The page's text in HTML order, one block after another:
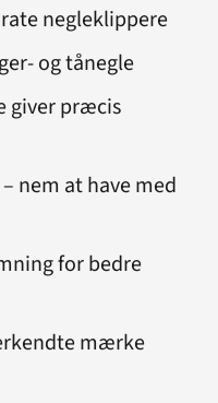
negleklippere
og tånegle
giver præcis
nem at have med
for bedre
mærke